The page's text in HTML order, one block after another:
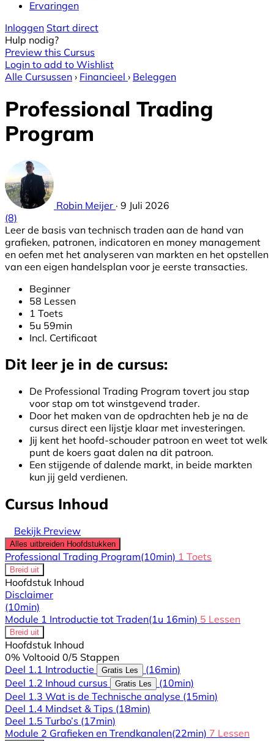
Ervaringen
Inloggen Start direct
Hulp nodig?
Preview this Cursus
Login to add to Wishlist
Alle Cursussen › Financieel › Beleggen
Professional Trading
Program
Robin Meijer · 9 Juli 2026
(8)
Leer de basis van technisch traden aan de hand van
grafieken, patronen, indicatoren en money management
en oefen met het analyseren van markten en het opstellen
van een eigen handelsplan voor je eerste transacties.
Beginner
58 Lessen
1 Toets
5u 59min
Incl. Certificaat
Dit leer je in de cursus:
De Professional Trading Program tovert jou stap
voor stap om tot winstgevend trader.
Door het maken van de opdrachten heb je na de
cursus direct een lijstje klaar met investeringen.
Jij kent het hoofd-schouder patroon en weet tot welk
punt de koers gaat dalen na dit patroon.
Een stijgende of dalende markt, in beide markten
kun jij geld verdienen.
Cursus Inhoud
Bekijk Preview
Alles uitbreiden Hoofdstukken
Professional Trading Program(10min) 1 Toets
Breid uit
Hoofdstuk Inhoud
Disclaimer
(10min)
Module 1 Introductie tot Traden(1u 16min) 5 Lessen
Breid uit
Hoofdstuk Inhoud
0% Voltooid 0/5 Stappen
Deel 1.1 Introductie
Gratis Les
(16min)
Deel 1.2 Inhoud cursus
Gratis Les
(10min)
Deel 1.3 Wat is de Technische analyse (15min)
Deel 1.4 Mindset & Tips (18min)
Deel 1.5 Turbo’s (17min)
Module 2 Grafieken en Trendkanalen(22min) 7 Lessen